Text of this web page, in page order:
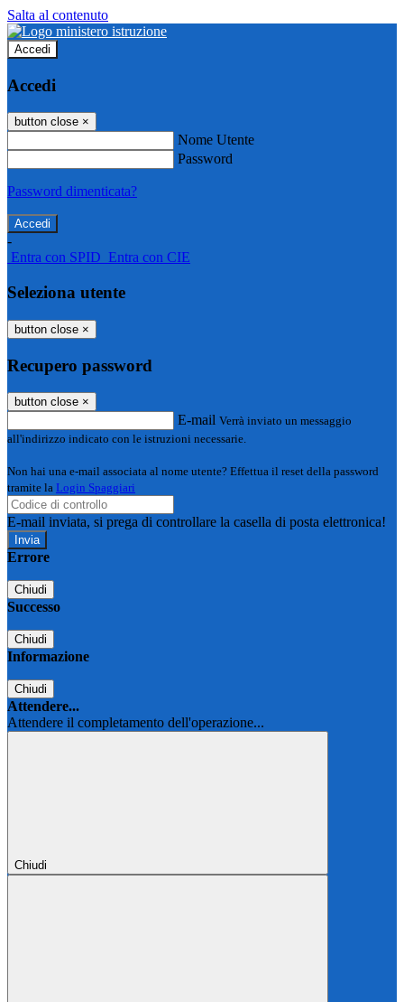
Salta al contenuto
Accedi
Accedi
button close ×
Nome Utente
Password
Password dimenticata?
-
Entra con SPID Entra con CIE
Seleziona utente
button close ×
Recupero password
button close ×
E-mail Verrà inviato un messaggio
all'indirizzo indicato con le istruzioni necessarie.
Non hai una e-mail associata al nome utente? Effettua il reset della password
tramite la Login Spaggiari
E-mail inviata, si prega di controllare la casella di posta elettronica!
Errore
Chiudi
Successo
Chiudi
Informazione
Chiudi
Attendere...
Attendere il completamento dell'operazione...
Chiudi